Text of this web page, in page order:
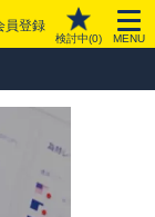
員登録
検討中(0) MENU